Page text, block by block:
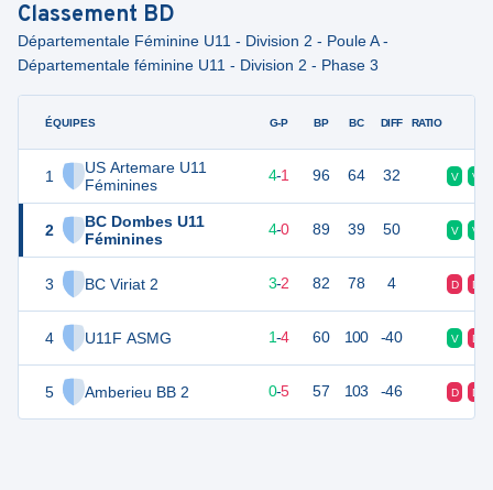
Classement BD
Départementale Féminine U11 - Division 2 - Poule A -
Départementale féminine U11 - Division 2 - Phase 3
ÉQUIPES
1
US Artemare U11
Féminines
2
BC Dombes U11
Féminines
3 BC Viriat 2
4 U11F ASMG
5 Amberieu BB 2
G-P BP BC DIFF RATIO
13 4-1 96 64 32 V V
12 4-0 89 39 50 V V
3-2 82 78 4 D D
1-4 60 100 -40 V D
0-5 57 103 -46 D D